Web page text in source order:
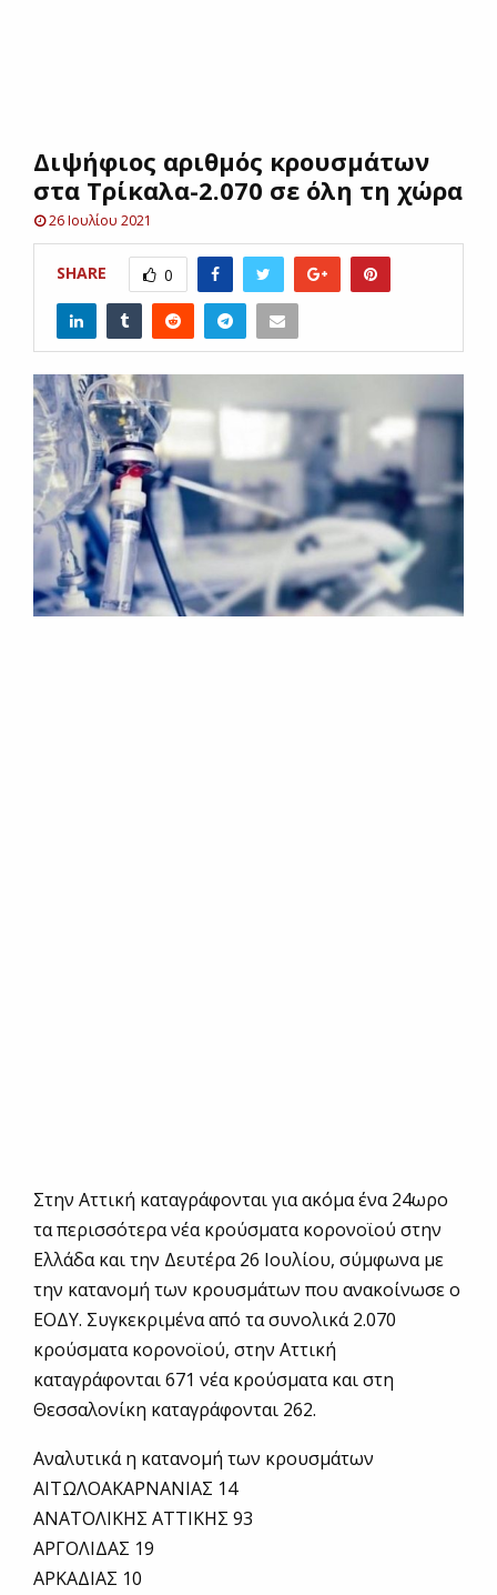
UΔιψήφιος αριθμός κρουσμάτων
στα Τρίκαλα-2.070 σε όλη τη χώρα
26 Ιουλίου 2021
SHARE 0
Στην Αττική καταγράφονται για ακόμα ένα 24ωρο
τα περισσότερα νέα κρούσματα κορονοϊού στην
Ελλάδα και την Δευτέρα 26 Ιουλίου, σύμφωνα με
την κατανομή των κρουσμάτων που ανακοίνωσε ο
ΕΟΔΥ. Συγκεκριμένα από τα συνολικά 2.070
κρούσματα κορονοϊού, στην Αττική
καταγράφονται 671 νέα κρούσματα και στη
Θεσσαλονίκη καταγράφονται 262.
Αναλυτικά η κατανομή των κρουσμάτων
ΑΙΤΩΛΟΑΚΑΡΝΑΝΙΑΣ 14
ΑΝΑΤΟΛΙΚΗΣ ΑΤΤΙΚΗΣ 93
ΑΡΓΟΛΙΔΑΣ 19
ΑΡΚΑΔΙΑΣ 10